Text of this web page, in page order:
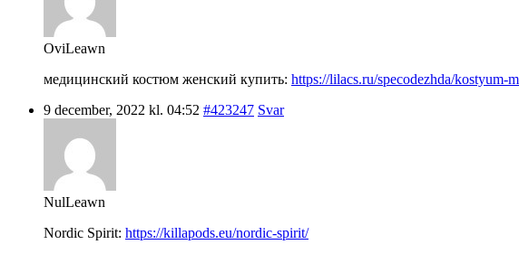
OviLeawn
медицинский костюм женский купить: https://lilacs.ru/specodezhda/kostyum-
9 december, 2022 kl. 04:52 #423247 Svar
NulLeawn
Nordic Spirit: https://killapods.eu/nordic-spirit/